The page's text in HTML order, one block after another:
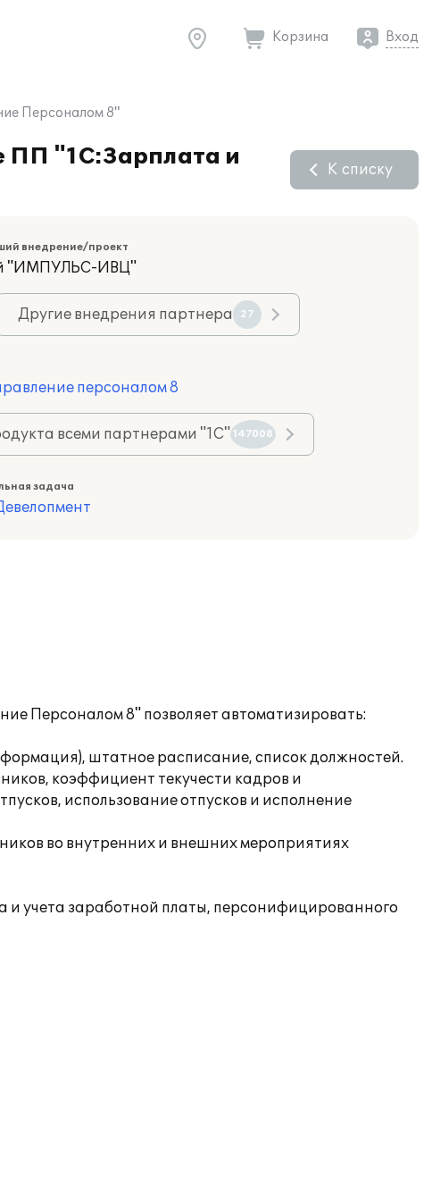
Корзина Вход
Персоналом 8"
ПП "1С:Зарплата и
К списку
внедрение/проект
"ИМПУЛЬС-ИВЦ"
Другие внедрения партнера 27
персоналом 8
всеми партнерами "1С" 147008
задача
Персоналом 8" позволяет автоматизировать:
штатное расписание, список должностей.
коэффициент текучести кадров и
использование отпусков и исполнение
во внутренних и внешних мероприятиях
и учета заработной платы, персонифицированного